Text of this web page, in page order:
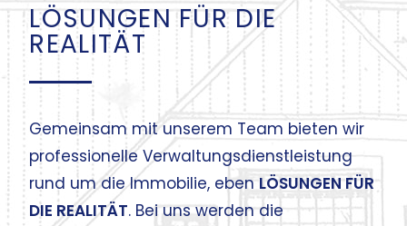
ZU MEINEM LEISTUNGSANGEBOT
LÖSUNGEN FÜR DIE
REALITÄT
Gemeinsam mit unserem Team bieten wir
professionelle Verwalt­ungs­dienstleistung
rund um die Immobilie, ebenLÖSUNGEN FÜR
DIE REALITÄT. Bei uns werden die